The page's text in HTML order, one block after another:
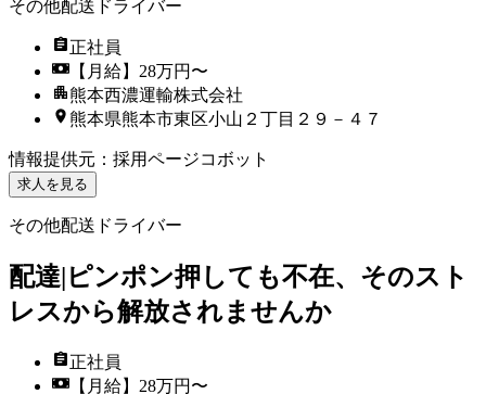
その他配送ドライバー
正社員
【月給】28万円〜
熊本西濃運輸株式会社
熊本県熊本市東区小山２丁目２９－４７
情報提供元 ： 採用ページコボット
求人を見る
その他配送ドライバー
配達|ピンポン押しても不在、そのスト
レスから解放されませんか
正社員
【月給】28万円〜